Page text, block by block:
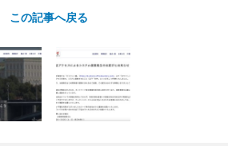
この記事へ戻る